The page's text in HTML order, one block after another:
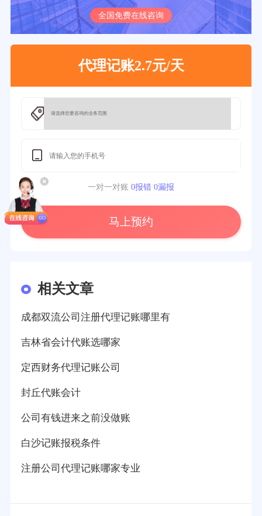
全国免费在线咨询
代理记账2.7元/天
一对一对账 0报错 0漏报
马上预约
相关文章
成都双流公司注册代理记账哪里有
吉林省会计代账选哪家
定西财务代理记账公司
封丘代账会计
公司有钱进来之前没做账
白沙记账报税条件
注册公司代理记账哪家专业